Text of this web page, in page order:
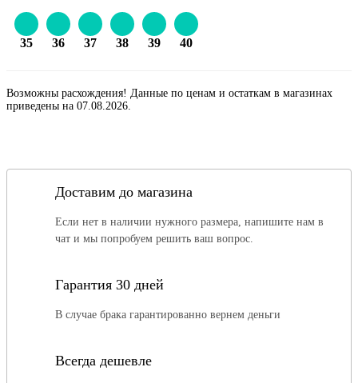
35 36 37 38 39 40
Возможны расхождения! Данные по ценам и остаткам в магазинах
приведены на 07.08.2026.
Доставим до магазина
Если нет в наличии нужного размера, напишите нам в
чат и мы попробуем решить ваш вопрос.
Гарантия 30 дней
В случае брака гарантированно вернем деньги
Всегда дешевле